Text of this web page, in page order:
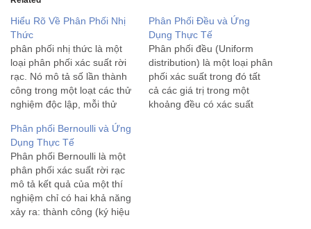
Hiểu Rõ Về Phân Phối Nhị
Thức
phân phối nhị thức là một
loại phân phối xác suất rời
rạc. Nó mô tả số lần thành
công trong một loạt các thử
nghiệm độc lập, mỗi thử
thể xảy ra: thành công hoặc
thất bại. Phân phối nhị thức
thường được…
Phân Phối Đều và Ứng
Dụng Thực Tế
Phân phối đều (Uniform
distribution) là một loại phân
phối xác suất trong đó tất
cả các giá trị trong một
khoảng đều có xác suất
Phân phối Bernoulli và Ứng
Dụng Thực Tế
Phân phối Bernoulli là một
phân phối xác suất rời rạc
mô tả kết quả của một thí
nghiệm chỉ có hai khả năng
xảy ra: thành công (ký hiệu